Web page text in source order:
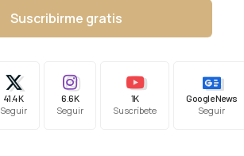
Suscribirme gratis
41.4K
Seguir
6.6K
Seguir
1K
Suscríbete
Google News
Seguir